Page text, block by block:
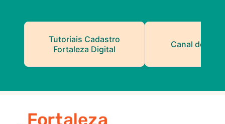
Tutoriais Cadastro
Fortaleza Digital
Canal do